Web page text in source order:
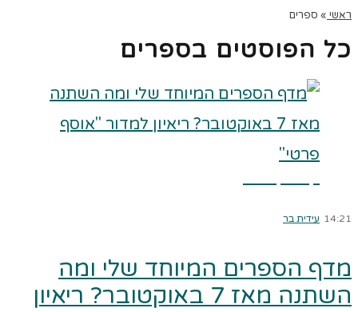
ראשי » ספרים
כל הפוסטים בספרים
14:21 עידית בר
מדף הספרים המיוחד שלי ומה
השתנה מאז 7 באוקטובר? ריאיון